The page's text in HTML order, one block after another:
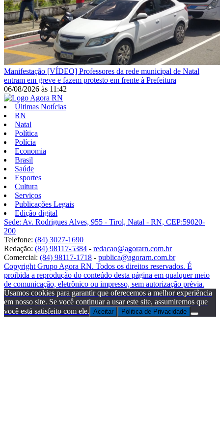
Manifestação [VÍDEO] Professores da rede municipal de Natal
entram em greve e fazem protesto em frente à Prefeitura
06/08/2026 às 11:42
Últimas Notícias
RN
Natal
Política
Polícia
Economia
Brasil
Saúde
Esportes
Cultura
Serviços
Publicações Legais
Edição digital
Sede: Av. Rodrigues Alves, 955 - Tirol, Natal - RN, CEP:59020-
200
Telefone: (84) 3027-1690
Redação: (84) 98117-5384 - redacao@agorarn.com.br
Comercial: (84) 98117-1718 - publica@agorarn.com.br
Copyright Grupo Agora RN. Todos os direitos reservados. É
proibida a reprodução do conteúdo desta página em qualquer meio
de comunicação, eletrônico ou impresso, sem autorização prévia.
Usamos cookies para garantir que oferecemos a melhor experiência
em nosso site. Se você continuar a usar este site, assumiremos que
você está satisfeito com ele. Aceitar Politica de Privacidade